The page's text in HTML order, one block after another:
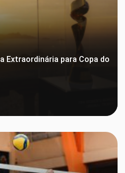
Extraordinária para Copa do